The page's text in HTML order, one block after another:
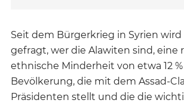
Seit dem Bürgerkrieg in Syrien
gefragt, wer die Alawiten sind, eine
ethnische Minderheit von etwa 12
Bevölkerung, die mit dem Assad-
Präsidenten stellt und die die